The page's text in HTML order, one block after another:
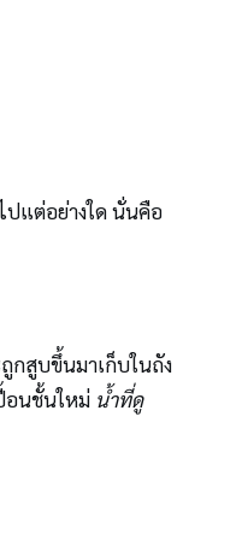
ปแต่อย่างใด นั่นคือ
กสูบขึ้นมาเก็บในถัง
อนชั้นใหม่ น้ำที่ดู